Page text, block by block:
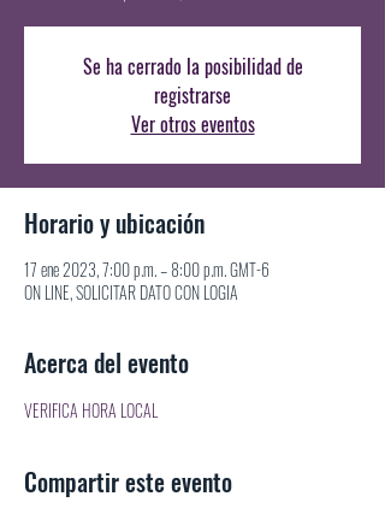
Se ha cerrado la posibilidad de
registrarse
Ver otros eventos
Horario y ubicación
17 ene 2023, 7:00 p.m. – 8:00 p.m. GMT-6
ON LINE, SOLICITAR DATO CON LOGIA
Acerca del evento
VERIFICA HORA LOCAL
Compartir este evento